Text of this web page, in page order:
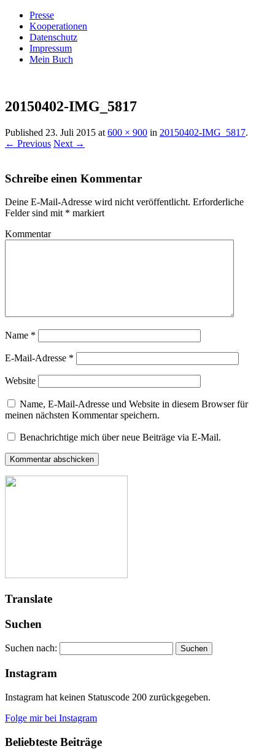
Presse
Kooperationen
Datenschutz
Impressum
Mein Buch
Villa König
20150402-IMG_5817
Published 23. Juli 2015 at 600 × 900 in 20150402-IMG_5817.
← Previous Next →
Schreibe einen Kommentar
Deine E-Mail-Adresse wird nicht veröffentlicht. Erforderliche
Felder sind mit * markiert
Kommentar
Name *
E-Mail-Adresse *
Website
Name, E-Mail-Adresse und Website in diesem Browser für
meinen nächsten Kommentar speichern.
Benachrichtige mich über neue Beiträge via E-Mail.
Translate
Suchen
Suchen nach:
Instagram
Instagram hat keinen Statuscode 200 zurückgegeben.
Folge mir bei Instagram
Beliebteste Beiträge